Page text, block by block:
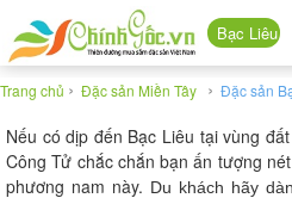
Bạc Liêu
Trang chủ › Đặc sản Miền Tây › Đặc sản
Nếu có dịp đến Bạc Liêu tại vùng
Công Tử chắc chắn bạn ấn tượng
phương nam này. Du khách hãy